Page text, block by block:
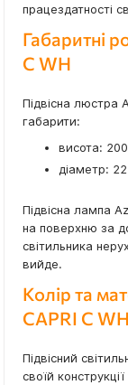
працездатності
Габаритні
C WH
Підвісна люстра
габарити:
висота:
діаметр:
Підвісна лампа
на поверхню за
світильника
вийде.
Колір та
CAPRI C WH
Підвісний
своїй